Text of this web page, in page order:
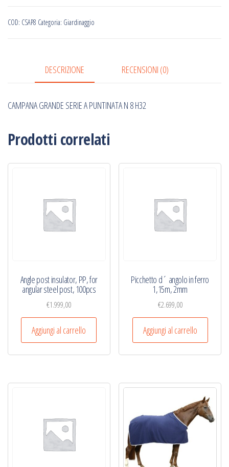
A
COD: CSAP8 Categoria: Giardinaggio
DESCRIZIONE RECENSIONI (0)
CAMPANA GRANDE SERIE A PUNTINATA N 8 H32
Prodotti correlati
Angle post insulator, PP, for
angular steel post, 100pcs
€1.999,00
Aggiungi al carrello
Picchetto d´ angolo in ferro
1,15m, 2mm
€2.699,00
Aggiungi al carrello